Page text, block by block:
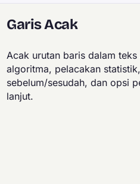
Garis Acak
Acak urutan baris dalam
algoritma, pelacakan
sebelum/sesudah, dan opsi
lanjut.